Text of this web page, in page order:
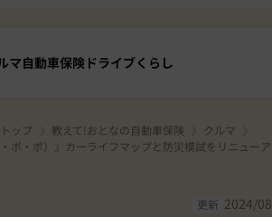
マ自動車保険 ドライブくらし
ップ 教えて!おとなの自動車保険
クルマ
・ポ・ポ）』カーライフマップと防災模試をリニュ
更新 2024/